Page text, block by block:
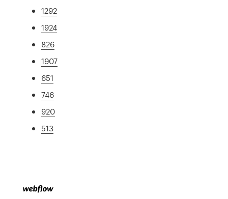
1292
1924
826
1907
651
746
920
513